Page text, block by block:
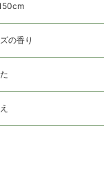
の香り